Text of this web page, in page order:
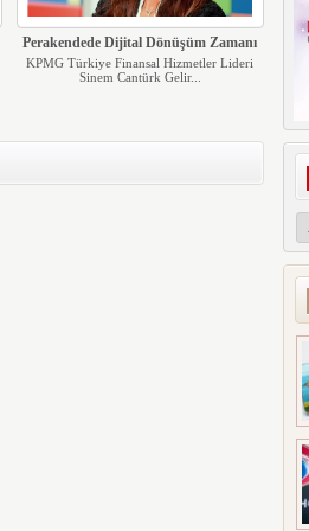
Perakendede Dijital Dönüşüm Zamanı
KPMG Türkiye Finansal Hizmetler Lideri
Sinem Cantürk Gelir...